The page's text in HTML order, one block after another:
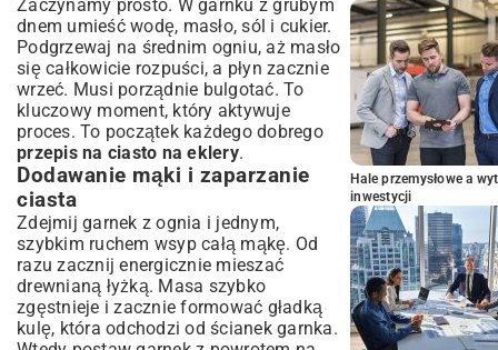
Zaczynamy prosto. W garnku z grubym
dnem umieść wodę, masło, sól i cukier.
Podgrzewaj na średnim ogniu, aż masło
się całkowicie rozpuści, a płyn zacznie
wrzeć. Musi porządnie bulgotać. To
kluczowy moment, który aktywuje
proces. To początek każdego dobrego
przepis na ciasto na eklery.
Dodawanie mąki i zaparzanie
ciasta
Zdejmij garnek z ognia i jednym,
szybkim ruchem wsyp całą mąkę. Od
razu zacznij energicznie mieszać
drewnianą łyżką. Masa szybko
zgęstnieje i zacznie formować gładką
kulę, która odchodzi od ścianek garnka.
Hale przemysłowe a
inwestycji